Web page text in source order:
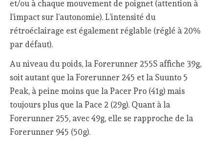
et/ou à chaque mouvement de poignet (attention à
l’impact sur l’autonomie). L’intensité du
rétroéclairage est également réglable (réglé à 20%
par défaut).
Au niveau du poids, la Forerunner 255S affiche 39g,
soit autant que la Forerunner 245 et la Suunto 5
Peak, à peine moins que la Pacer Pro (41g) mais
toujours plus que la Pace 2 (29g). Quant à la
Forerunner 255, avec 49g, elle se rapproche de la
Forerunner 945 (50g).